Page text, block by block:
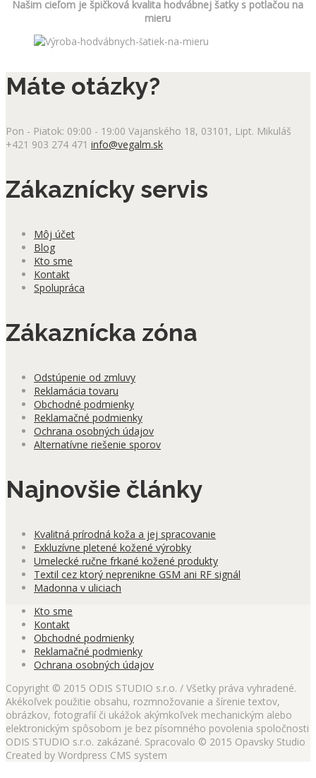
Našim cieľom je špičková kvalita hodvábnej šatky s potlačou na
mieru
Máte otázky?
Pon - Piatok: 09:00 - 19:00 Vajanského 18, 03101, Lipt. Mikuláš
+421 903 274 471 info@vegalm.sk
Zákaznícky servis
Môj účet
Blog
Kto sme
Kontakt
Spolupráca
Zákaznícka zóna
Odstúpenie od zmluvy
Reklamácia tovaru
Obchodné podmienky
Reklamačné podmienky
Ochrana osobných údajov
Alternatívne riešenie sporov
Najnovšie články
Kvalitná prírodná koža a jej spracovanie
Exkluzívne pletené kožené výrobky
Umelecké ručne frkané kožené produkty
Textil cez ktorý neprenikne GSM ani RF signál
Madonna v uliciach
Kto sme
Kontakt
Obchodné podmienky
Reklamačné podmienky
Ochrana osobných údajov
Copyright © 2015 ODIS STUDIO s.r.o. / Všetky práva vyhradené.
Akékoľvek použitie obsahu, rozmnožovanie a šírenie textov,
obrázkov, fotografií či ukážok akýmkoľvek mechanickým alebo
elektronickým spôsobom je bez písomného povolenia spoločnosti
ODIS STUDIO s.r.o. zakázané. Spracovalo © 2015 Opavsky Studio
Created by Wordpress CMS system